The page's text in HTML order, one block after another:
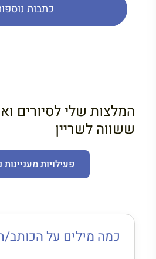
כתבות
המלצות שלי לסיורים
ששווה לשריין
פעילויות מעניינות
כמה מילים על